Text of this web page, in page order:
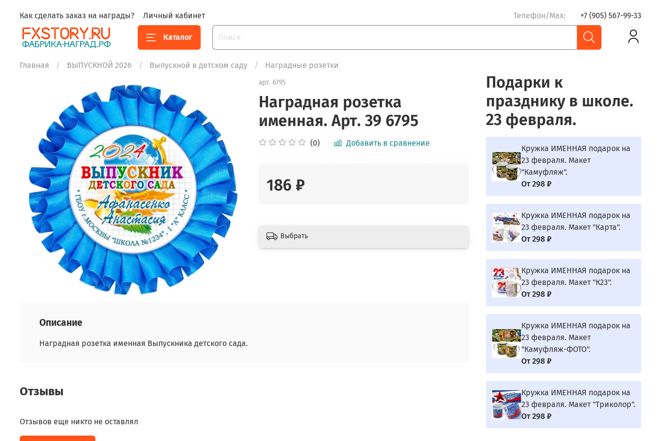
Как сделать заказ на награды? Личный кабинет Телефон/Max: +7 (905) 567-99-33
Каталог
Главная ВЫПУСКНОЙ 2026 Выпускной в детском саду Наградные розетки
арт. 6795
Наградная розетка
именная. Арт. 39 6795
(0) Добавить в сравнение
186 ₽
Выбрать
Описание
Наградная розетка именная Выпускника детского сада.
Отзывы
Отзывов еще никто не оставлял
Подарки к
празднику в школе.
23 февраля.
Кружка ИМЕННАЯ подарок на
23 февраля. Макет
"Камуфляж".
От 298 ₽
Кружка ИМЕННАЯ подарок на
23 февраля. Макет "Карта".
От 298 ₽
Кружка ИМЕННАЯ подарок на
23 февраля. Макет "К23".
От 298 ₽
Кружка ИМЕННАЯ подарок на
23 февраля. Макет
"Камуфляж-ФОТО".
От 298 ₽
Кружка ИМЕННАЯ подарок на
23 февраля. Макет "Триколор".
От 298 ₽